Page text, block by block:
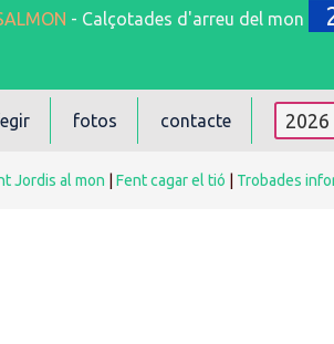
- Calçotades d'arreu del mon
fotos contacte
Jordis al mon Fent cagar el tió Trobades